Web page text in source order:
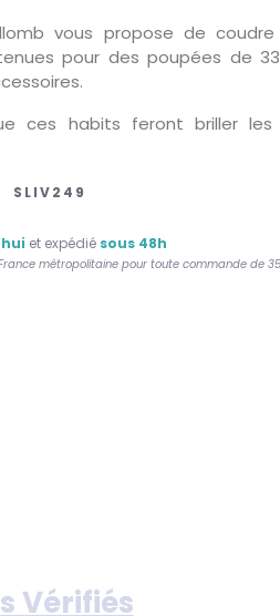
vous propose de
pour des poupées de
ces habits feront briller les
SLIV249
et expédié sous 48h
métropolitaine pour toute commande de
Vérifiés